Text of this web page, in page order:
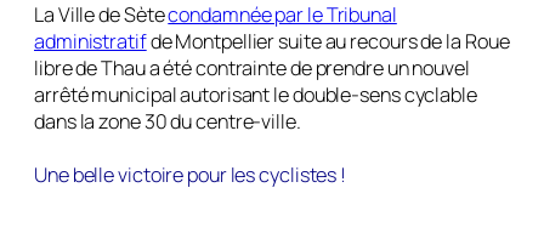
La Ville de Sètecondamnée par le Tribunal
administratifde Montpellier suite au recours de la Roue
libre de Thau a été contrainte de prendre un nouvel
arrêté municipal autorisant le double-sens cyclable
dans la zone 30 du centre-ville.
Une belle victoire pour les cyclistes !